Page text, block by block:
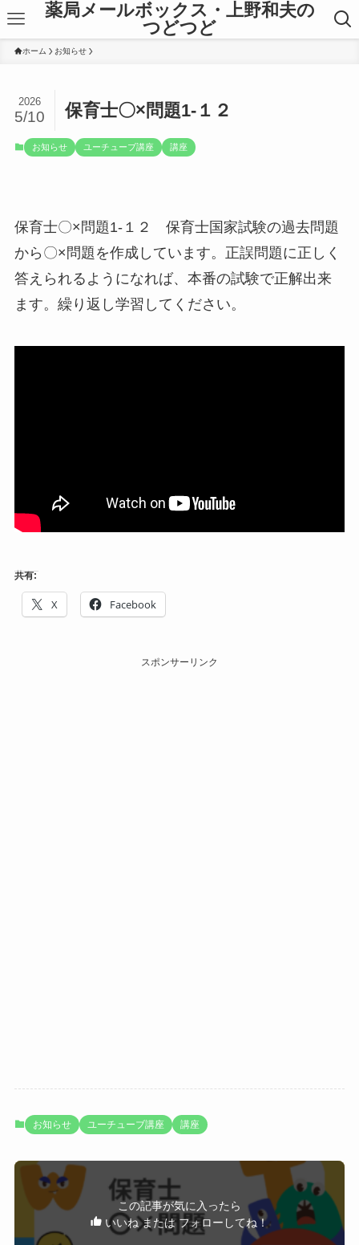
薬局メールボックス・上野和夫の
つどつど
ホーム お知らせ
保育士〇×問題1-１２
2026
5/10
お知らせ ユーチューブ講座 講座
保育士〇×問題1-１２ 保育士国家試験の過去問題
から〇×問題を作成しています。正誤問題に正しく
答えられるようになれば、本番の試験で正解出来
ます。繰り返し学習してください。
共有:
X Facebook
スポンサーリンク
お知らせ ユーチューブ講座 講座
この記事が気に入ったら
いいね または フォローしてね！